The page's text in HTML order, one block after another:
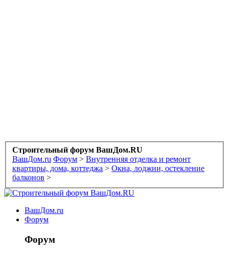
Строительный форум ВашДом.RU
ВашДом.ru Форум > Внутренняя отделка и ремонт
квартиры, дома, коттеджа > Окна, лоджии, остекление
балконов >
ВашДом.ru
Форум
Форум